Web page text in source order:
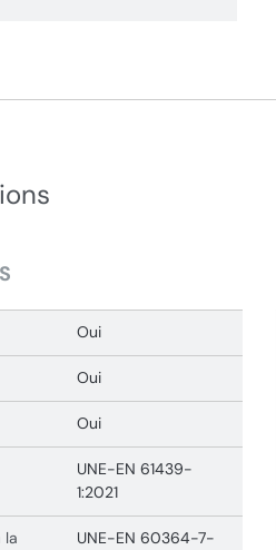
Oui
Oui
Oui
UNE-EN 61439-
1:2021
la
UNE-EN 60364-7-